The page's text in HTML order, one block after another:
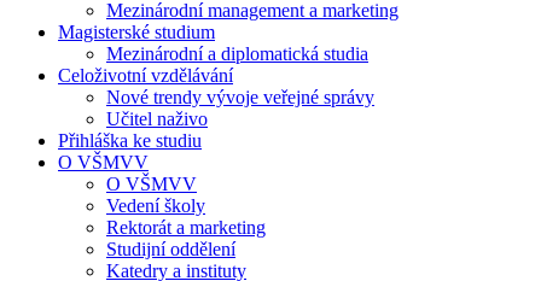
Mezinárodní management a marketing
Magisterské studium
Mezinárodní a diplomatická studia
Celoživotní vzdělávání
Nové trendy vývoje veřejné správy
Učitel naživo
Přihláška ke studiu
O VŠMVV
O VŠMVV
Vedení školy
Rektorát a marketing
Studijní oddělení
Katedry a instituty